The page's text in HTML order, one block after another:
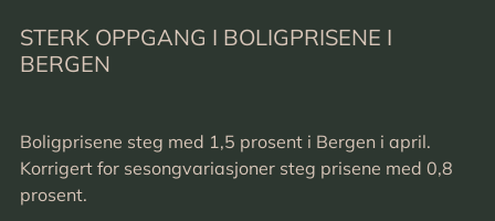
STERK OPPGANG I BOLIGPRISENE I
BERGEN
Boligprisene steg med 1,5 prosent i Bergen i april.
Korrigert for sesongvariasjoner steg prisene med 0,8
prosent.